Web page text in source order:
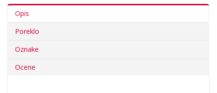
Opis
Poreklo
Oznake
Ocene